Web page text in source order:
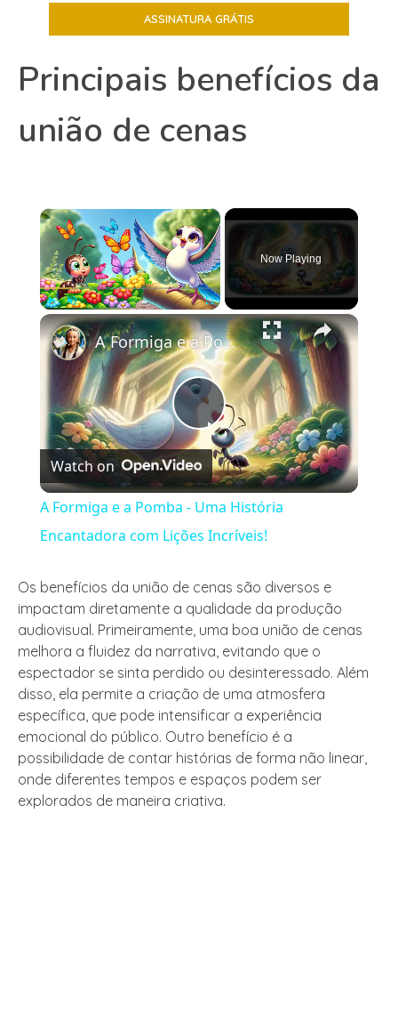
Principais benefícios da
união de cenas
×
Unmute
Now Playing
×
Play
Video
A Formiga e a Pomba - Uma História Encantadora com Lições Incríveis!
Watch on
A Formiga e a Pomba - Uma História
Encantadora com Lições Incríveis!
Os benefícios da união de cenas são diversos e
impactam diretamente a qualidade da produção
audiovisual. Primeiramente, uma boa união de cenas
melhora a fluidez da narrativa, evitando que o
espectador se sinta perdido ou desinteressado. Além
disso, ela permite a criação de uma atmosfera
específica, que pode intensificar a experiência
emocional do público. Outro benefício é a
possibilidade de contar histórias de forma não linear,
onde diferentes tempos e espaços podem ser
explorados de maneira criativa.